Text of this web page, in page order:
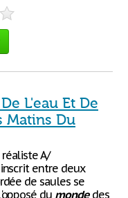
L'eau Et De
Matins Du
A/
entre deux
de saules se
du mondedes